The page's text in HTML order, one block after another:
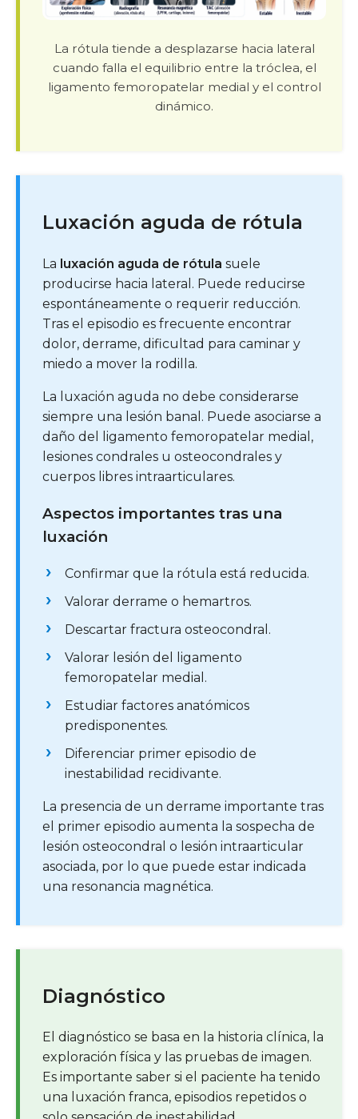
La rótula tiende a desplazarse hacia lateral
cuando falla el equilibrio entre la tróclea, el
ligamento femoropatelar medial y el control
dinámico.
Luxación aguda de rótula
La luxación aguda de rótula suele
producirse hacia lateral. Puede reducirse
espontáneamente o requerir reducción.
Tras el episodio es frecuente encontrar
dolor, derrame, dificultad para caminar y
miedo a mover la rodilla.
La luxación aguda no debe considerarse
siempre una lesión banal. Puede asociarse a
daño del ligamento femoropatelar medial,
lesiones condrales u osteocondrales y
cuerpos libres intraarticulares.
Aspectos importantes tras una
luxación
Confirmar que la rótula está reducida.
Valorar derrame o hemartros.
Descartar fractura osteocondral.
Valorar lesión del ligamento
femoropatelar medial.
Estudiar factores anatómicos
predisponentes.
Diferenciar primer episodio de
inestabilidad recidivante.
La presencia de un derrame importante tras
el primer episodio aumenta la sospecha de
lesión osteocondral o lesión intraarticular
asociada, por lo que puede estar indicada
una resonancia magnética.
Diagnóstico
El diagnóstico se basa en la historia clínica, la
exploración física y las pruebas de imagen.
Es importante saber si el paciente ha tenido
una luxación franca, episodios repetidos o